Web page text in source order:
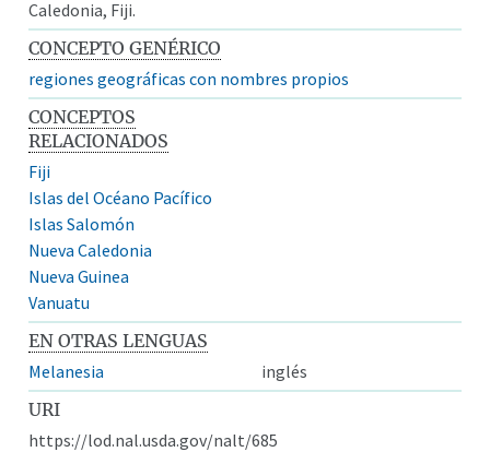
Caledonia, Fiji.
CONCEPTO GENÉRICO
regiones geográficas con nombres propios
CONCEPTOS
RELACIONADOS
Fiji
Islas del Océano Pacífico
Islas Salomón
Nueva Caledonia
Nueva Guinea
Vanuatu
EN OTRAS LENGUAS
Melanesia
inglés
URI
https://lod.nal.usda.gov/nalt/685